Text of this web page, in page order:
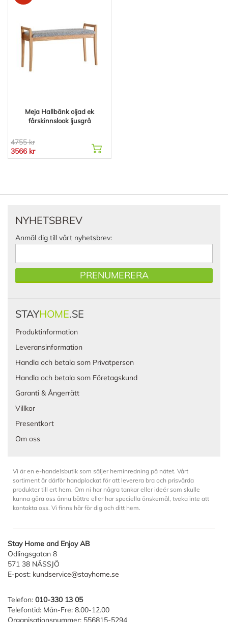
Meja Hallbänk oljad ek
fårskinnslook ljusgrå
4755 kr
3566 kr
NYHETSBREV
Anmäl dig till vårt nyhetsbrev:
PRENUMERERA
STAYHOME.SE
Produktinformation
Leveransinformation
Handla och betala som Privatperson
Handla och betala som Företagskund
Garanti & Ångerrätt
Villkor
Presentkort
Om oss
Vi är en e-handelsbutik som säljer heminredning på nätet. Vårt
sortiment är därför handplockat för att leverera bra och prisvärda
produkter till ert hem. Om ni har några tankar eller ideér som skulle
kunna göra oss ännu bättre eller har speciella önskemål, tveka inte att
kontakta oss. Vi finns här för dig och ditt hem.
Stay Home and Enjoy AB
Odlingsgatan 8
571 38 NÄSSJÖ
E-post: kundservice@stayhome.se
Telefon: 010-330 13 05
Telefontid: Mån-Fre: 8.00-12.00
Organisationsnummer: 556815-5294